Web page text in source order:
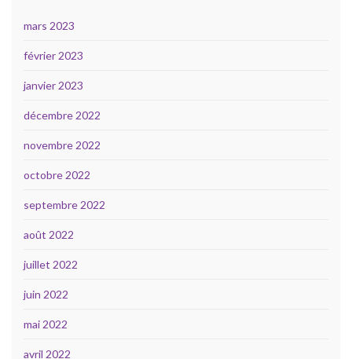
mars 2023
février 2023
janvier 2023
décembre 2022
novembre 2022
octobre 2022
septembre 2022
août 2022
juillet 2022
juin 2022
mai 2022
avril 2022